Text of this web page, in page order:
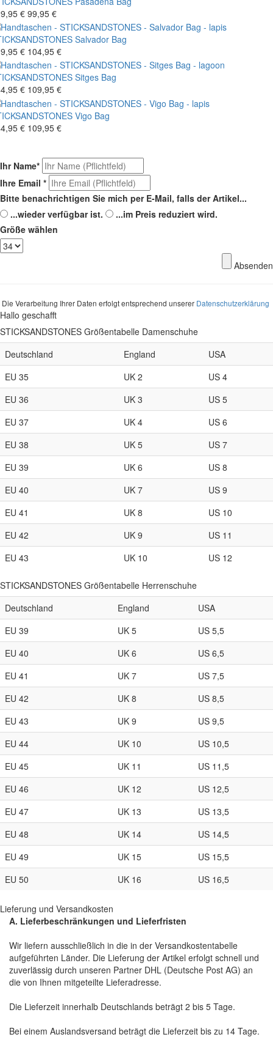
€ 99,95 €
Salvador Bag
€ 104,95 €
Sitges Bag
€ 109,95 €
Vigo Bag
€ 109,95 €
Ihr Name*
Ihre Email *
Bitte benachrichtigen Sie mich per E-Mail, falls der Artikel...
...wieder verfügbar ist.
...im Preis reduziert wird.
Größe wählen
Absenden
Die Verarbeitung Ihrer Daten erfolgt entsprechend unserer Datenschutzerklärung
Hallo geschafft
STICKSANDSTONES Größentabelle Damenschuhe
Deutschland
England
USA
EU 35
UK 2
US 4
EU 36
UK 3
US 5
EU 37
UK 4
US 6
EU 38
UK 5
US 7
EU 39
UK 6
US 8
EU 40
UK 7
US 9
EU 41
UK 8
US 10
EU 42
UK 9
US 11
EU 43
UK 10 US 12
STICKSANDSTONES Größentabelle Herrenschuhe
Deutschland
England
USA
EU 39
UK 5
US 5,5
EU 40
UK 6
US 6,5
EU 41
UK 7
US 7,5
EU 42
UK 8
US 8,5
EU 43
UK 9
US 9,5
EU 44
UK 10
US 10,5
EU 45
UK 11
US 11,5
EU 46
UK 12
US 12,5
EU 47
UK 13
US 13,5
EU 48
UK 14
US 14,5
EU 49
UK 15
US 15,5
EU 50
UK 16 US 16,5
Lieferung und Versandkosten
A. Lieferbeschränkungen und Lieferfristen
Wir liefern ausschließlich in die in der Versandkostentabelle
aufgeführten Länder. Die Lieferung der Artikel erfolgt schnell und
zuverlässig durch unseren Partner DHL (Deutsche Post AG) an
die von Ihnen mitgeteilte Lieferadresse.
Die Lieferzeit innerhalb Deutschlands beträgt 2 bis 5 Tage.
Bei einem Auslandsversand beträgt die Lieferzeit bis zu 14 Tage.